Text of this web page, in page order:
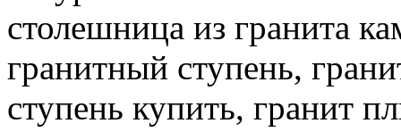
столешница из гранита
гранитный ступень,
ступень купить, гранит